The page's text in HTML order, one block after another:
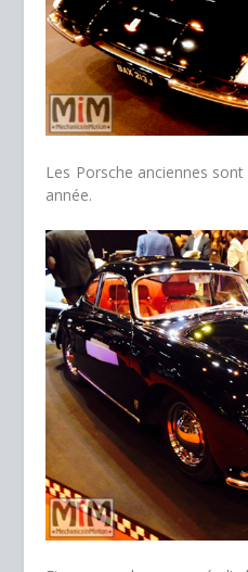
Les Porsche anciennes
année.